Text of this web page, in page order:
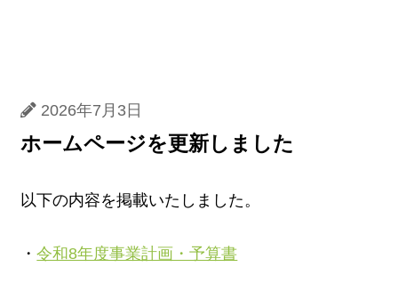
2026年7月3日
ホームページを更新しました
以下の内容を掲載いたしました。
・令和8年度事業計画・予算書